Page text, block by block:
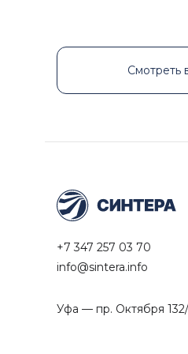
Смотреть
+7 347 257 03 70
info@sintera.info
Уфа — пр. Октября